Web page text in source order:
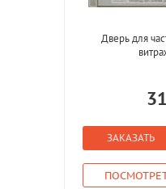
Дверь для
ЗАКАЗАТЬ